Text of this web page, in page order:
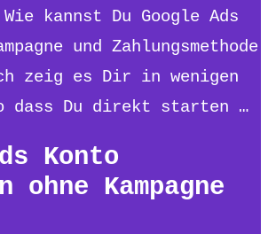
kannst Du Google Ads
und Zahlungsmethode
zeig es Dir in wenigen
dass Du direkt starten …
Konto
Kampagne